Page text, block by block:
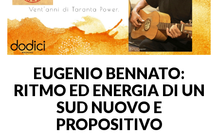
EUGENIO BENNATO:
RITMO ED ENERGIA DI UN
SUD NUOVO E
PROPOSITIVO